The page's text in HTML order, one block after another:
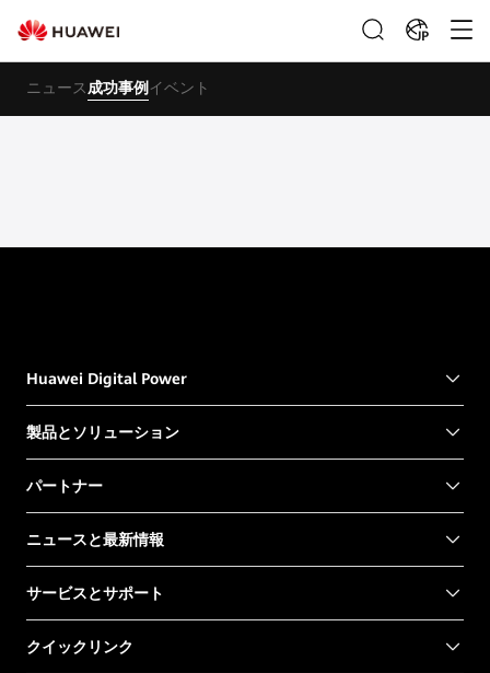
JP
ニュース 成功事例イベント
Huawei Digital Power
製品とソリューション
パートナー
ニュースと最新情報
サービスとサポート
クイックリンク